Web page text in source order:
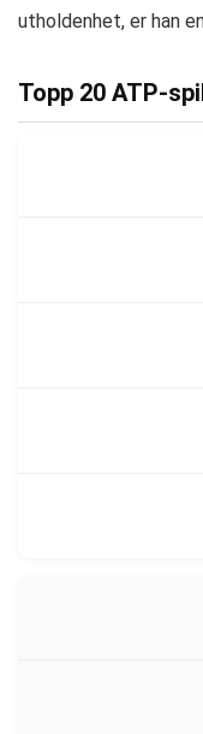
utholdenhet, er han
Topp 20 ATP-